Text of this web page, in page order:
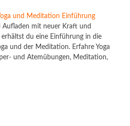
und Meditation Einführung
Aufladen mit neuer Kraft und
erhältst du eine Einführung in die
und der Meditation. Erfahre Yoga
und Atemübungen, Meditation,